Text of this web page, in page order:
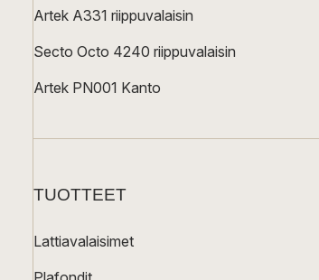
Artek A331 riippuvalaisin
Secto Octo 4240 riippuvalaisin
Artek PN001 Kanto
TUOTTEET
Lattiavalaisimet